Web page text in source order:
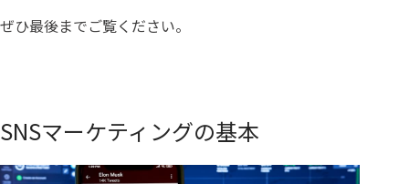
ぜひ最後までご覧ください。
SNSマーケティングの基本